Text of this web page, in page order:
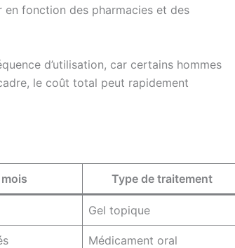
fonction des pharmacies et des
d’utilisation, car certains hommes
le coût total peut rapidement
Type de traitement
Gel topique
Médicament oral